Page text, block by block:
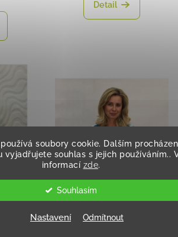
soubory cookie. Dalším
vyjadřujete souhlas s jejich používáním..
informací zde.
Souhlasím
Nastavení Odmítnout
Detail